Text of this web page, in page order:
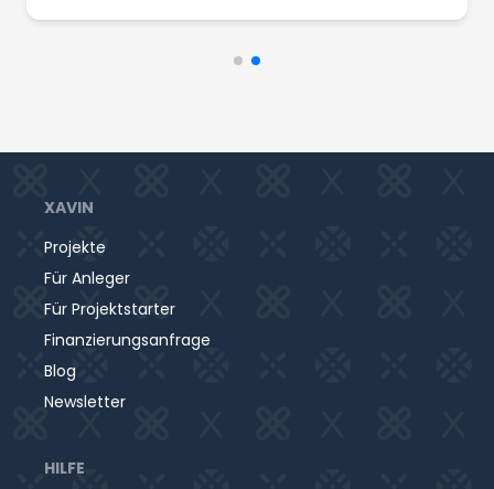
XAVIN
Projekte
Für Anleger
Für Projektstarter
Finanzierungsanfrage
Blog
Newsletter
HILFE